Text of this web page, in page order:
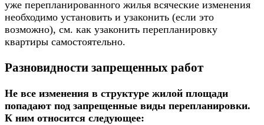
уже перепланированного жилья всяческие изменения
необходимо установить и узаконить (если это
возможно), см. как узаконить перепланировку
квартиры самостоятельно.
Разновидности запрещенных работ
Не все изменения в структуре жилой площади
попадают под запрещенные виды перепланировки.
К ним относится следующее: